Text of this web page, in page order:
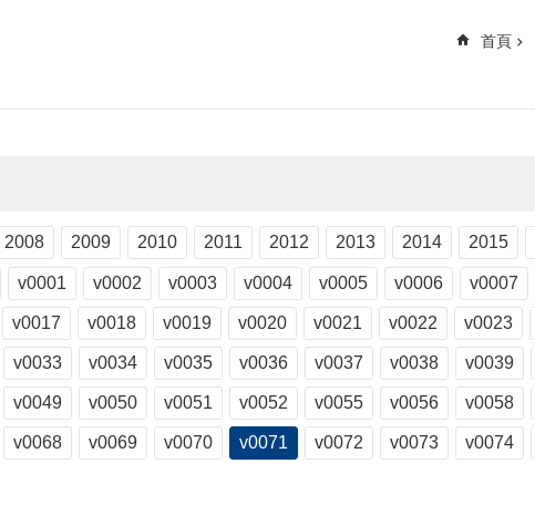
首頁
2008 2009 2010 2011 2012 2013 2014 2015
v0001 v0002 v0003 v0004 v0005 v0006 v0007
v0017 v0018 v0019 v0020 v0021 v0022 v0023
v0033 v0034 v0035 v0036 v0037 v0038 v0039
v0049 v0050 v0051 v0052 v0055 v0056 v0058
v0068 v0069 v0070 v0071 v0072 v0073 v0074